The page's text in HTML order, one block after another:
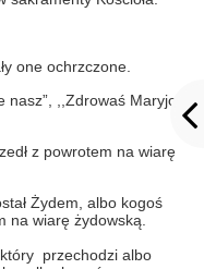
one ochrzczone.
,,Zdrowaś Maryjo”
z powrotem na wiarę
Żydem, albo kogoś
na wiarę żydowską.
przechodzi albo